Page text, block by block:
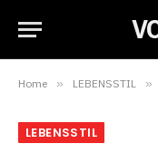
Home » LEBENSSTIL »
LEBENSSTIL